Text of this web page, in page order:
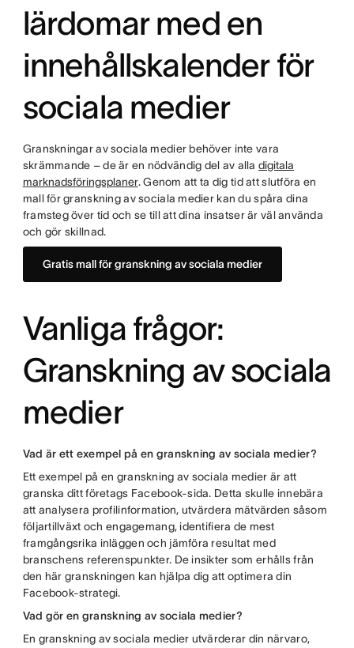
lärdomar med en
innehållskalender för
sociala medier
Granskningar av sociala medier behöver inte vara
skrämmande – de är en nödvändig del av alla digitala
marknadsföringsplaner. Genom att ta dig tid att slutföra en
mall för granskning av sociala medier kan du spåra dina
framsteg över tid och se till att dina insatser är väl använda
och gör skillnad.
Gratis mall för granskning av sociala medier
Vanliga frågor:
Granskning av sociala
medier
Vad är ett exempel på en granskning av sociala medier?
Ett exempel på en granskning av sociala medier är att
granska ditt företags Facebook-sida. Detta skulle innebära
att analysera profilinformation, utvärdera mätvärden såsom
följartillväxt och engagemang, identifiera de mest
framgångsrika inläggen och jämföra resultat med
branschens referenspunkter. De insikter som erhålls från
den här granskningen kan hjälpa dig att optimera din
Facebook-strategi.
Vad gör en granskning av sociala medier?
En granskning av sociala medier utvärderar din närvaro,